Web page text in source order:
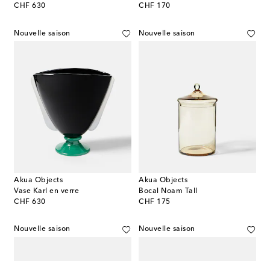
CHF 630
original price
CHF 170
original price
Nouvelle saison
Akua Objects
Vase Karl en verre
CHF 630
original price
Nouvelle saison
Akua Objects
Bocal Noam Tall
CHF 175
original price
Nouvelle saison Nouvelle saison